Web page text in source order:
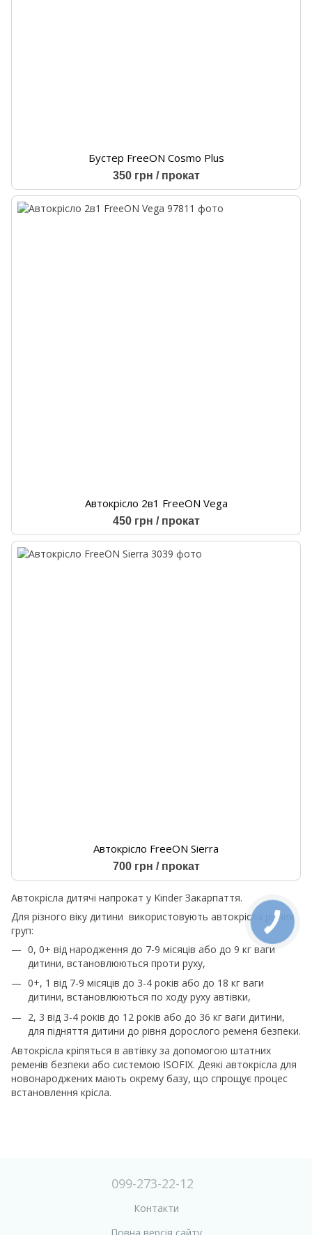
Бустер FreeON Cosmo Plus
350 грн / прокат
Автокрісло 2в1 FreeON Vega
450 грн / прокат
Автокрісло FreeON Sierra
700 грн / прокат
Автокрісла дитячі напрокат у Kinder Закарпаття.
Для різного віку дитини використовують автокрісла різних
груп:
0, 0+ від народження до 7-9 місяців або до 9 кг ваги
дитини, встановлюються проти руху,
0+, 1 від 7-9 місяців до 3-4 років або до 18 кг ваги
дитини, встановлюються по ходу руху автівки,
2, 3 від 3-4 років до 12 років або до 36 кг ваги дитини,
для підняття дитини до рівня дорослого ременя безпеки.
Автокрісла кріпяться в автівку за допомогою штатних
ременів безпеки або системою ISOFIX. Деякі автокрісла для
новонароджених мають окрему базу, що спрощує процес
встановлення крісла.
099-273-22-12
Контакти